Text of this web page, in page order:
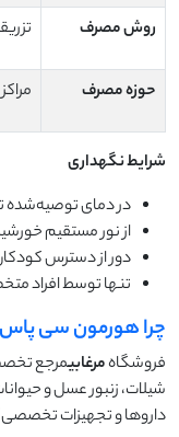
روش مصرف
حوزه مصرف
شرایط نگهداری
در دمای توصیه‌شده
از نور مستقیم
دور از دسترس
تنها توسط افراد
چرا هورمون سی پاس
فروشگاهمرغابیمرجع
شیلات، زنبور عسل و
داروها و تجهیزات تخصصی